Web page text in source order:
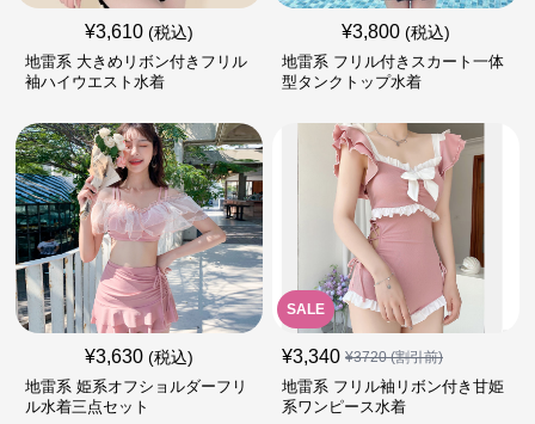
¥3,610 (税込)
地雷系 大きめリボン付きフリル
袖ハイウエスト水着
¥3,800 (税込)
地雷系 フリル付きスカート一体
型タンクトップ水着
¥3,630 (税込)
地雷系 姫系オフショルダーフリ
ル水着三点セット
SALE
¥3,340 ¥3720(割引前)
地雷系 フリル袖リボン付き甘姫
系ワンピース水着